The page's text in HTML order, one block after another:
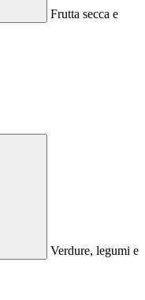
Frutta secca e
Verdure, legumi e